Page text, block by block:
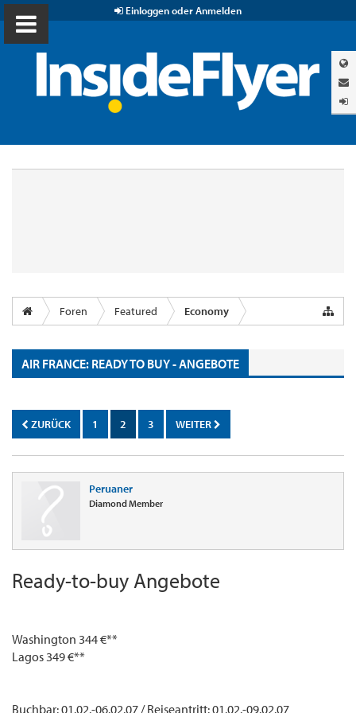
Einloggen oder Anmelden
Foren Featured Economy
AIR FRANCE: READY TO BUY - ANGEBOTE
ZURÜCK 1 2 3 WEITER
Peruaner
Diamond Member
Ready-to-buy Angebote
Washington 344 €**
Lagos 349 €**
Buchbar: 01.02.-06.02.07 / Reiseantritt: 01.02.-09.02.07